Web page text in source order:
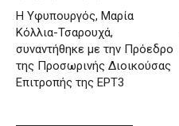
Η Υφυπουργός, Μαρία
Κόλλια-Τσαρουχά,
συναντήθηκε με την Πρόεδρο
της Προσωρινής Διοικούσας
Επιτροπής της ΕΡΤ3